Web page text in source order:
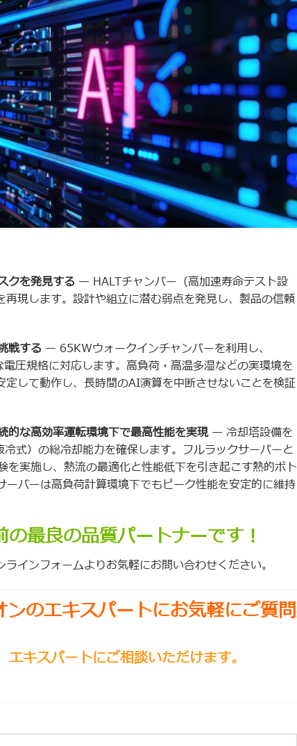
クを発見する — HALTチャンバー（高加速寿命テスト設
現します。設計や組立に潜む弱点を発見し、製品の信頼
戦する — 65KWウォークインチャンバーを利用し、
圧規格に対応します。高負荷・高温多湿などの実環境を
して動作し、長時間のAI演算を中断させないことを検証
的な高効率運転環境下で最高性能を実現 — 冷却塔設備を
式）の総冷却能力を確保します。フルラックサーバーと
実施し、熱流の最適化と性能低下を引き起こす熱的ボト
バーは高負荷計算環境下でもピーク性能を安定的に維持
最良の品質パートナーです！
インフォームよりお気軽にお問い合わせください。
のエキスパートにお気軽にご質問
キスパートにご相談いただけます。